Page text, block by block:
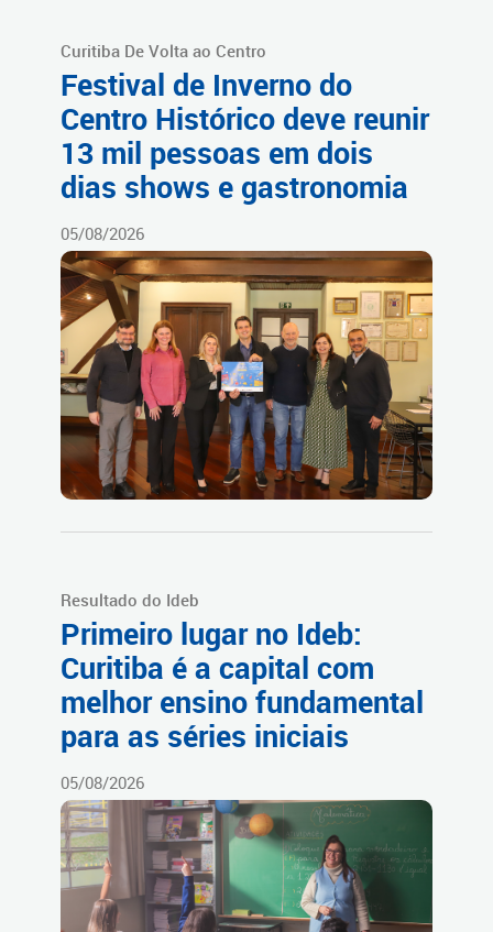
Curitiba De Volta ao Centro
Festival de Inverno do
Centro Histórico deve reunir
13 mil pessoas em dois
dias shows e gastronomia
05/08/2026
Resultado do Ideb
Primeiro lugar no Ideb:
Curitiba é a capital com
melhor ensino fundamental
para as séries iniciais
05/08/2026